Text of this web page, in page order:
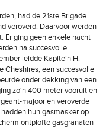
had de 21ste Brigade
veroverd. Daarvoor werden
Er ging geen enkele nacht
na succesvolle
leidde Kapitein H.
Cheshires, een succesvolle
onder dekking van een
zo'n 400 meter vooruit en
majoor en veroverde
hun gasmasker op
ontplofte gasgranaten